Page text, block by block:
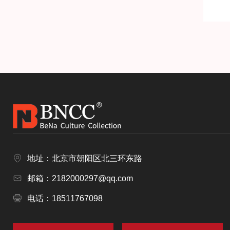
地址：北京市朝阳区北三环东路
邮箱：2182000297@qq.com
电话：18511767098